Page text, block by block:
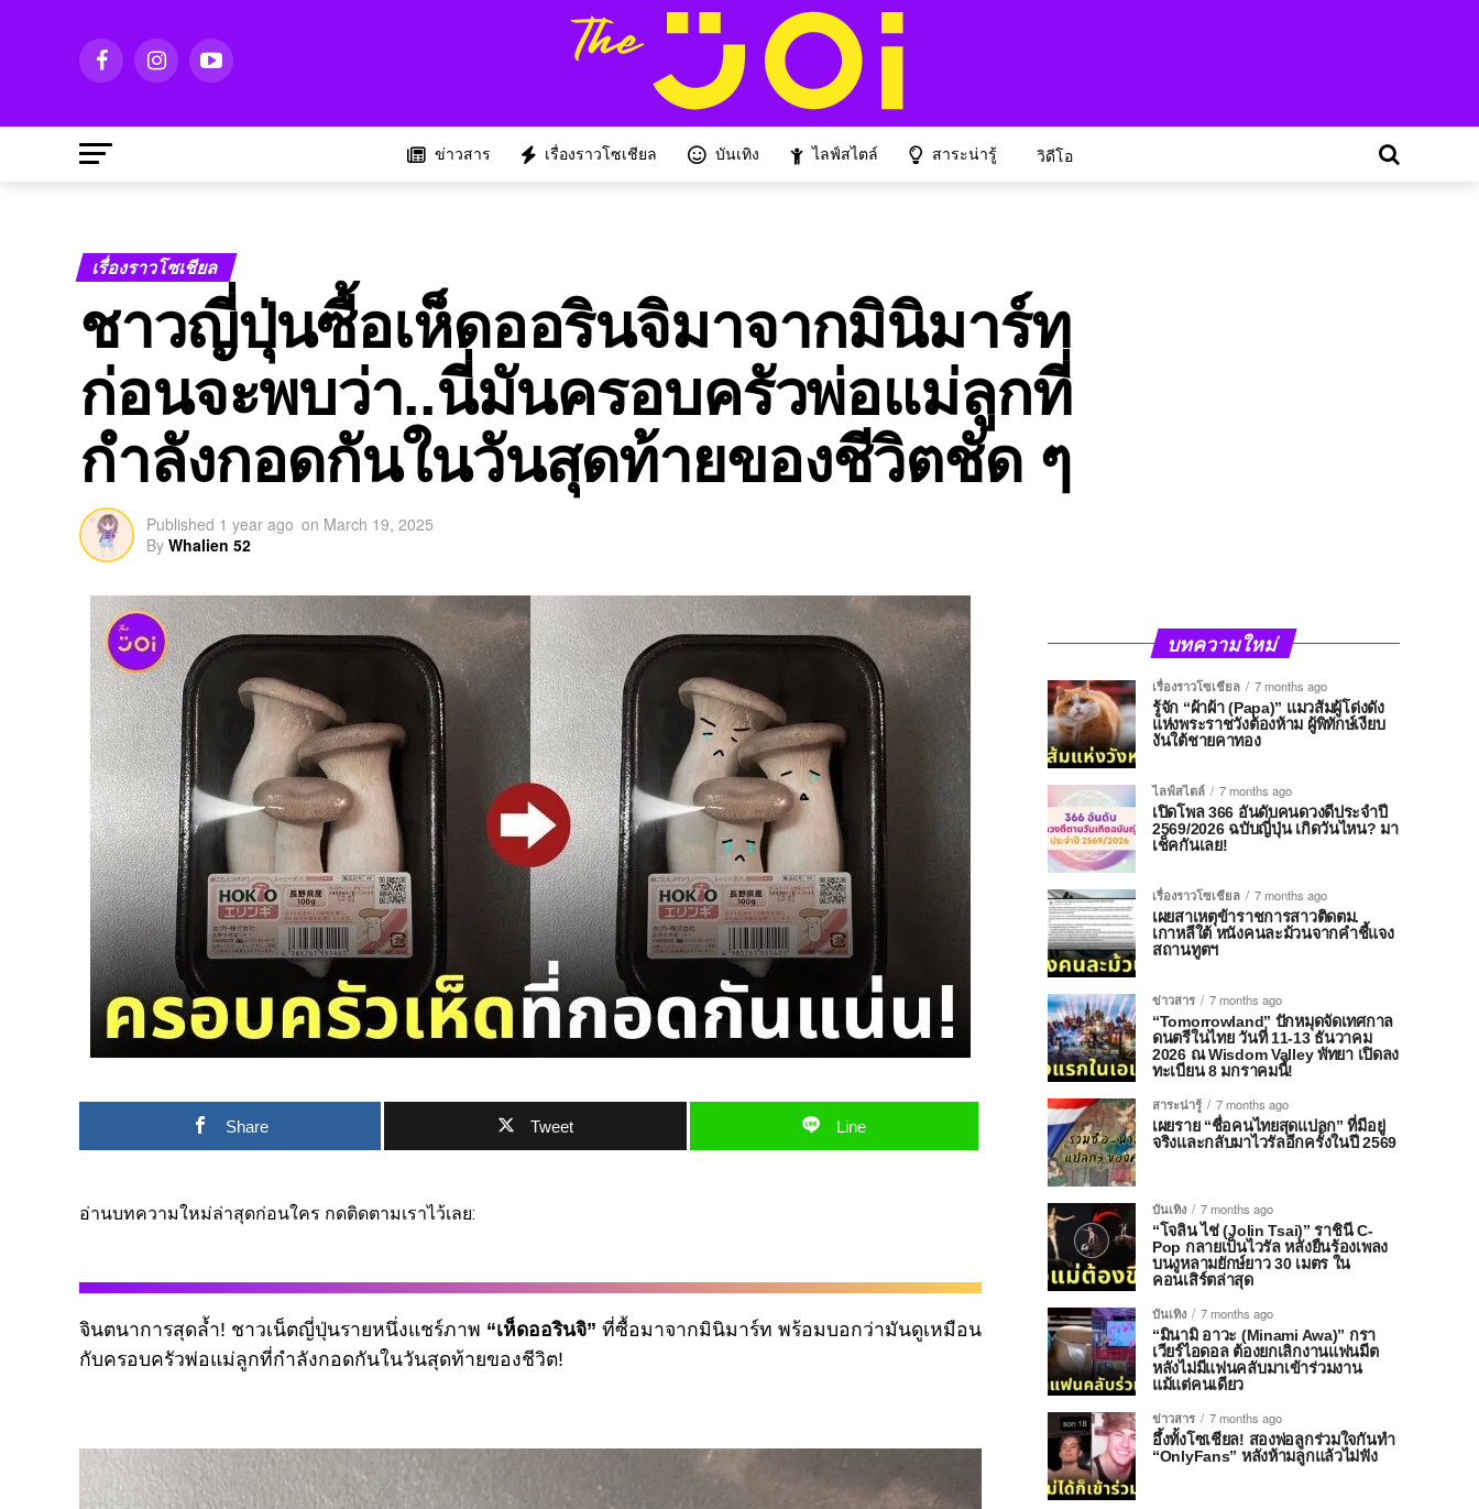
ข่าวสาร เรื่องราวโซเชียล บันเทิง ไลฟ์สไตล์ สาระน่ารู้ วิดีโอ
เรื่องราวโซเชียล
ชาวญี่ปุ่นซื้อเห็ดออรินจิมาจากมินิมาร์ท
ก่อนจะพบว่า..นี่มันครอบครัวพ่อแม่ลูกที่
กำลังกอดกันในวันสุดท้ายของชีวิตชัด ๆ
Published 1 year ago on March 19, 2025
By Whalien 52
Share Tweet Line
อ่านบทความใหม่ล่าสุดก่อนใคร กดติดตามเราไว้เลย:
จินตนาการสุดล้ำ! ชาวเน็ตญี่ปุ่นรายหนึ่งแชร์ภาพ “เห็ดออรินจิ” ที่ซื้อมาจากมินิมาร์ท พร้อมบอกว่ามันดูเหมือน
กับครอบครัวพ่อแม่ลูกที่กำลังกอดกันในวันสุดท้ายของชีวิต!
บทความใหม่
เรื่องราวโซเชียล
7 months ago
รู้จัก “ผ้าผ้า (Papa)” แมวส้มผู้โด่งดัง
แห่งพระราชวังต้องห้าม ผู้พิทักษ์เงียบ
งันใต้ชายคาทอง
ไลฟ์สไตล์
7 months ago
เปิดโพล 366 อันดับคนดวงดีประจำปี
2569/2026 ฉบับญี่ปุ่น เกิดวันไหน? มา
เช็คกันเลย!
เรื่องราวโซเชียล
7 months ago
เผยสาเหตุข้าราชการสาวติดตม.
เกาหลีใต้ หนังคนละม้วนจากคำชี้แจง
สถานทูตฯ
ข่าวสาร
7 months ago
“Tomorrowland” ปักหมุดจัดเทศกาล
ดนตรีในไทย วันที่ 11-13 ธันวาคม
2026 ณ Wisdom Valley พัทยา เปิดลง
ทะเบียน 8 มกราคมนี้!
สาระน่ารู้
7 months ago
เผยราย “ชื่อคนไทยสุดแปลก” ที่มีอยู่
จริงและกลับมาไวรัลอีกครั้งในปี 2569
บันเทิง
7 months ago
“โจลิน ไช่ (Jolin Tsai)” ราชินี C-
Pop กลายเป็นไวรัล หลังยืนร้องเพลง
บนงูหลามยักษ์ยาว 30 เมตร ใน
คอนเสิร์ตล่าสุด
บันเทิง
7 months ago
“มินามิ อาวะ (Minami Awa)” กรา
เวียร์ไอดอล ต้องยกเลิกงานแฟนมีต
หลังไม่มีแฟนคลับมาเข้าร่วมงาน
แม้แต่คนเดียว
ข่าวสาร
7 months ago
อึ้งทั้งโซเชียล! สองพ่อลูกร่วมใจกันทำ
“OnlyFans” หลังห้ามลูกแล้วไม่ฟัง